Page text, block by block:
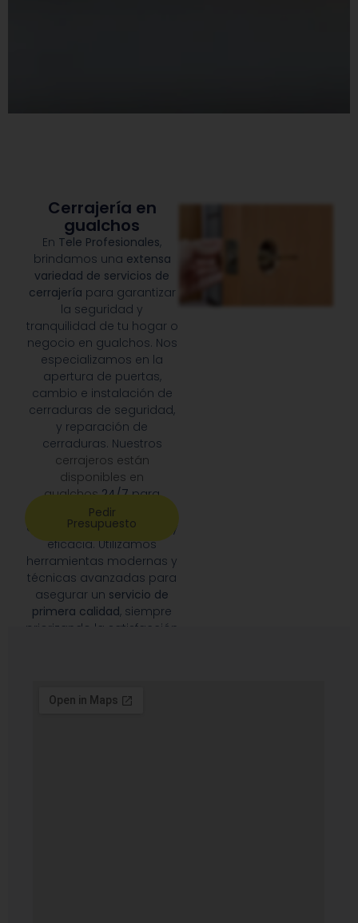
Cerrajería en
gualchos
En Tele Profesionales,
brindamos una extensa
variedad de servicios de
cerrajería para garantizar
la seguridad y
tranquilidad de tu hogar o
negocio en gualchos. Nos
especializamos en la
apertura de puertas,
cambio e instalación de
cerraduras de seguridad,
y reparación de
cerraduras. Nuestros
cerrajeros están
disponibles en
gualchos 24/7para
responder a cualquier
emergencia con rapidez y
eficacia. Utilizamos
herramientas modernas y
técnicas avanzadas para
asegurar un servicio de
primera calidad, siempre
priorizando la satisfacción
Pedir
Presupuesto